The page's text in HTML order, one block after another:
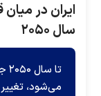
ایران در
سال ۲۰۵۰
می‌شود،